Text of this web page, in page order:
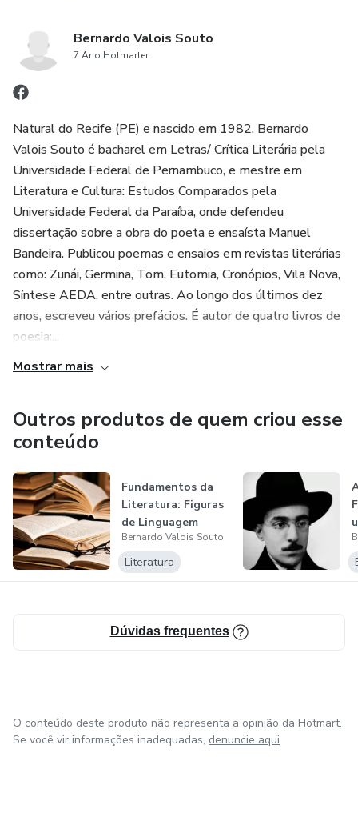
Bernardo Valois Souto
7 Ano Hotmarter
Natural do Recife (PE) e nascido em 1982, Bernardo
Valois Souto é bacharel em Letras/ Crítica Literária pela
Universidade Federal de Pernambuco, e mestre em
Literatura e Cultura: Estudos Comparados pela
Universidade Federal da Paraíba, onde defendeu
dissertação sobre a obra do poeta e ensaísta Manuel
Bandeira. Publicou poemas e ensaios em revistas literárias
como: Zunái, Germina, Tom, Eutomia, Cronópios, Vila Nova,
Síntese AEDA, entre outras. Ao longo dos últimos dez
anos, escreveu vários prefácios. É autor de quatro livros de
poesia:...
Mostrar mais
Outros produtos de quem criou esse
conteúdo
Fundamentos da
Literatura: Figuras
de Linguagem
Bernardo Valois Souto
Literatura
Dúvidas frequentes
O conteúdo deste produto não representa a opinião da Hotmart.
Se você vir informações inadequadas, denuncie aqui